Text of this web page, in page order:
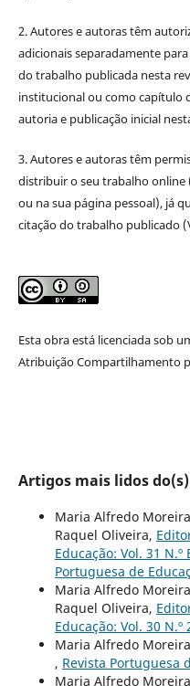
2. Autores e autoras têm
adicionais separadamente
do trabalho publicada nesta
institucional ou como capítulo
autoria e publicação inicial
3. Autores e autoras têm
distribuir o seu trabalho
ou na sua página pessoal), já
citação do trabalho publicado
Esta obra está licenciada sob
Atribuição Compartilhamento
Artigos mais lidos
Maria Alfredo
Raquel Oliveira,
Educação: Vol. 31
Portuguesa de
Maria Alfredo
Raquel Oliveira,
Educação: Vol. 30 N.º
Maria Alfredo
, Revista Portuguesa
Maria Alfredo